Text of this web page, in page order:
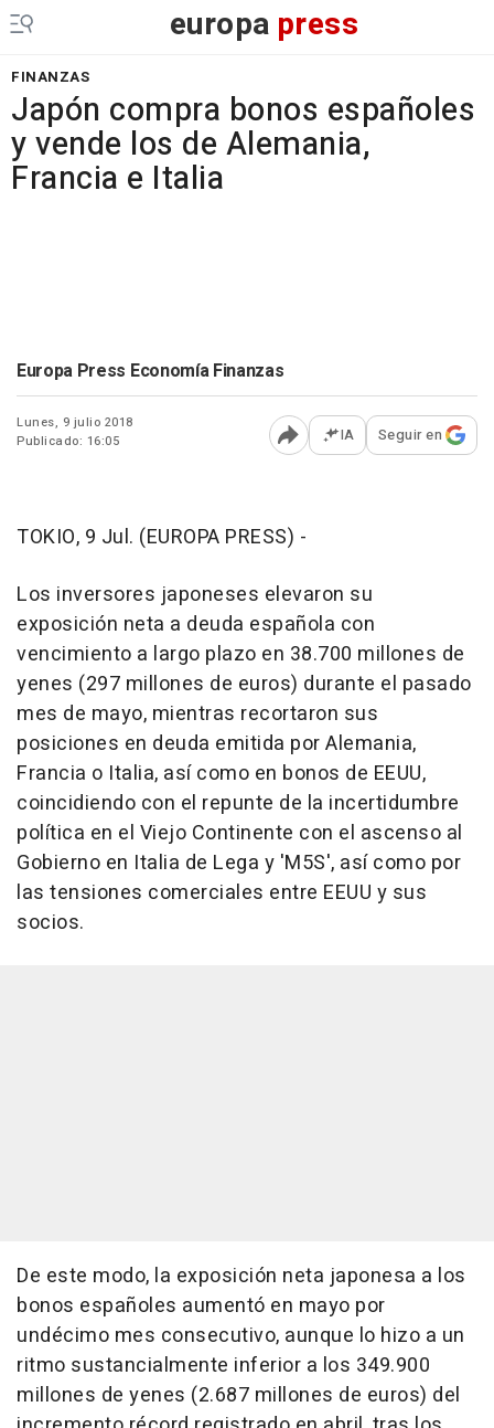
europa press
FINANZAS
Japón compra bonos españoles
y vende los de Alemania,
Francia e Italia
Europa Press Economía Finanzas
Lunes, 9 julio 2018
Publicado: 16:05
Abrir opciones para
IA Seguir en
TOKIO, 9 Jul. (EUROPA PRESS) -
Los inversores japoneses elevaron su
exposición neta a deuda española con
vencimiento a largo plazo en 38.700 millones de
yenes (297 millones de euros) durante el pasado
mes de mayo, mientras recortaron sus
posiciones en deuda emitida por Alemania,
Francia o Italia, así como en bonos de EEUU,
coincidiendo con el repunte de la incertidumbre
política en el Viejo Continente con el ascenso al
Gobierno en Italia de Lega y 'M5S', así como por
las tensiones comerciales entre EEUU y sus
socios.
De este modo, la exposición neta japonesa a los
bonos españoles aumentó en mayo por
undécimo mes consecutivo, aunque lo hizo a un
ritmo sustancialmente inferior a los 349.900
millones de yenes (2.687 millones de euros) del